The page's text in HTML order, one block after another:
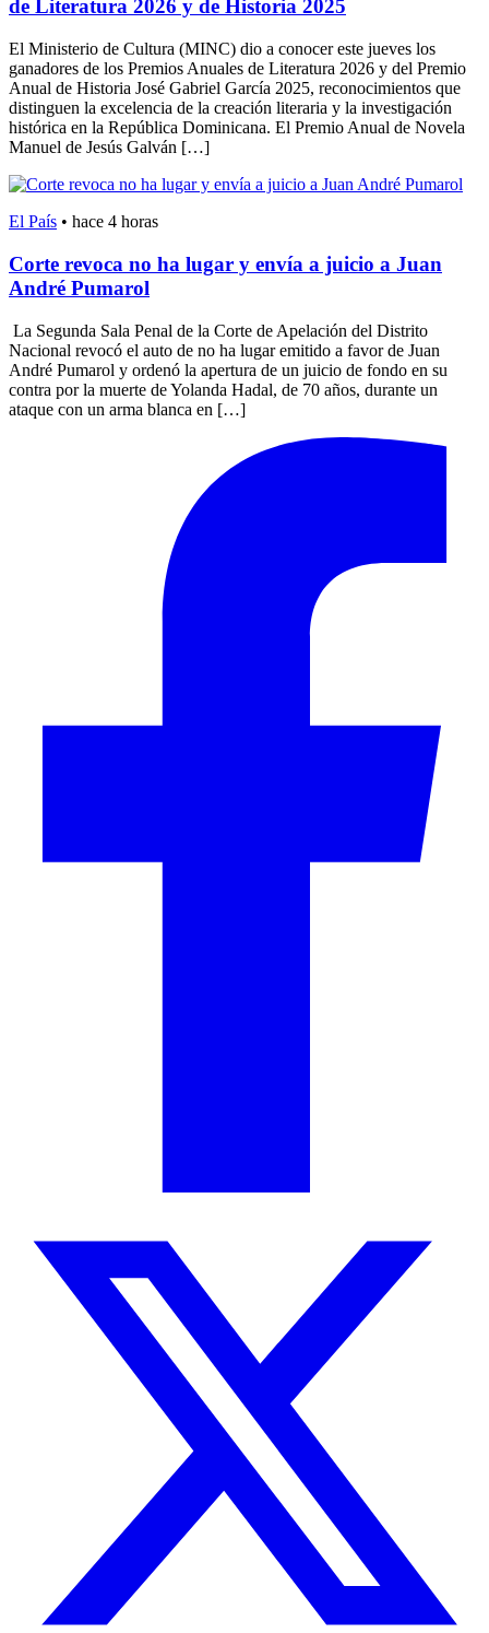
de Literatura 2026 y de Historia 2025
El Ministerio de Cultura (MINC) dio a conocer este jueves los
ganadores de los Premios Anuales de Literatura 2026 y del Premio
Anual de Historia José Gabriel García 2025, reconocimientos que
distinguen la excelencia de la creación literaria y la investigación
histórica en la República Dominicana. El Premio Anual de Novela
Manuel de Jesús Galván […]
El País • hace 4 horas
Corte revoca no ha lugar y envía a juicio a Juan
André Pumarol
La Segunda Sala Penal de la Corte de Apelación del Distrito
Nacional revocó el auto de no ha lugar emitido a favor de Juan
André Pumarol y ordenó la apertura de un juicio de fondo en su
contra por la muerte de Yolanda Hadal, de 70 años, durante un
ataque con un arma blanca en […]